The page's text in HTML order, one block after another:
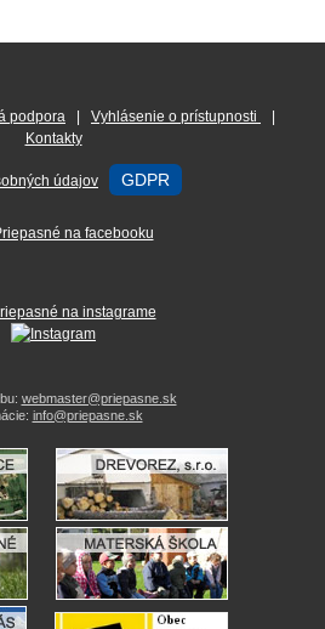
podpora Vyhlásenie o prístupnosti
Kontakty
údajov GDPR
na facebooku
na instagrame
webmaster@priepasne.sk
info@priepasne.sk